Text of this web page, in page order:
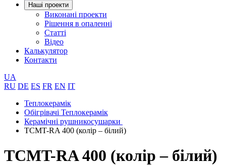
Нашi проекти
Виконані проекти
Рішення в опаленні
Статті
Відео
Калькулятор
Контакти
UA
RU DE ES FR EN IT
Теплокерамік
Обігрівачі Теплокерамік
Керамічні рушникосушарки
ТСМT-RA 400 (колір – білий)
ТСМT-RA 400 (колір – білий)